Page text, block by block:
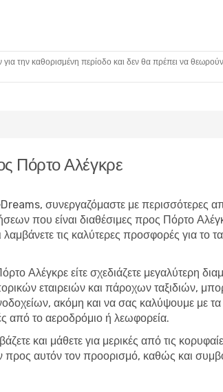
την καθορισμένη περίοδο και δεν θα πρέπει να
Πόρτο Αλέγκρε
συνεργαζόμαστε με περισσότερες
που είναι διαθέσιμες προς Πόρτο
τις καλύτερες προσφορές για το
Αλέγκρε είτε σχεδιάζετε μεγαλύτερη
εταιρειών και πάροχων ταξιδιών,
ακόμη και να σας καλύψουμε με τα
από το αεροδρόμιο ή λεωφορεία.
και μάθετε για μερικές από τις
προς αυτόν τον προορισμό, καθώς και